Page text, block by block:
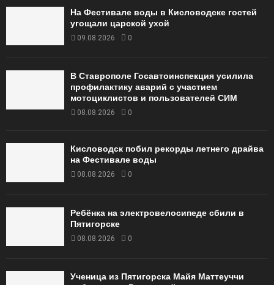
На Фестивале воды в Кисловодске гостей
угощали царской ухой
09.08.2026 0
В Ставрополе Госавтоинспекция усилила
профилактику аварий с участием
мотоциклистов и пользователей СИМ
08.08.2026 0
Кисловодск побил рекорды летнего драйва
на Фестивале воды
08.08.2026 0
Ребёнка на электровелосипеде сбили в
Пятигорске
08.08.2026 0
Ученица из Пятигорска Майя Маттеуччи